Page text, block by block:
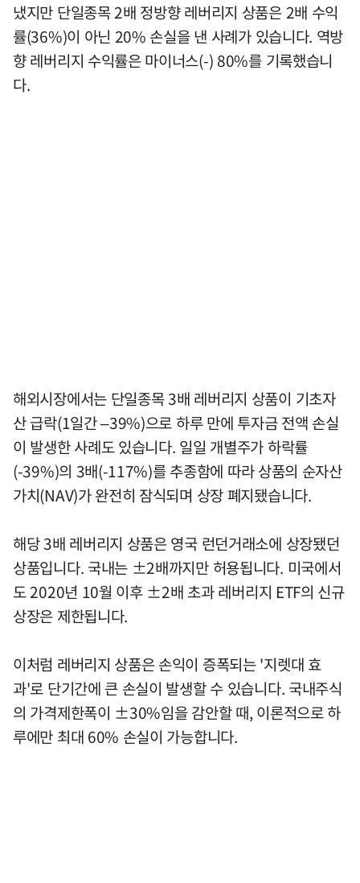
냈지만 단일종목 2배 정방향 레버리지 상품은 2배 수익
률(36%)이 아닌 20% 손실을 낸 사례가 있습니다. 역방
향 레버리지 수익률은 마이너스(-) 80%를 기록했습니
다.
해외시장에서는 단일종목 3배 레버리지 상품이 기초자
산 급락(1일간 –39%)으로 하루 만에 투자금 전액 손실
이 발생한 사례도 있습니다. 일일 개별주가 하락률
(-39%)의 3배(-117%)를 추종함에 따라 상품의 순자산
가치(NAV)가 완전히 잠식되며 상장 폐지됐습니다.
해당 3배 레버리지 상품은 영국 런던거래소에 상장됐던
상품입니다. 국내는 ±2배까지만 허용됩니다. 미국에서
도 2020년 10월 이후 ±2배 초과 레버리지 ETF의 신규
상장은 제한됩니다.
이처럼 레버리지 상품은 손익이 증폭되는 '지렛대 효
과'로 단기간에 큰 손실이 발생할 수 있습니다. 국내주식
의 가격제한폭이 ±30%임을 감안할 때, 이론적으로 하
루에만 최대 60% 손실이 가능합니다.